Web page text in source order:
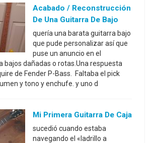
Acabado / Reconstrucción
De Una Guitarra De Bajo
quería una barata guitarra bajo
que pude personalizar así que
puse un anuncio en el
bajos dañadas o rotas.Una respuesta
de Fender P-Bass. Faltaba el pick
y tono y enchufe. y uno d
Mi Primera Guitarra De Caja
sucedió cuando estaba
navegando el «ladrillo a